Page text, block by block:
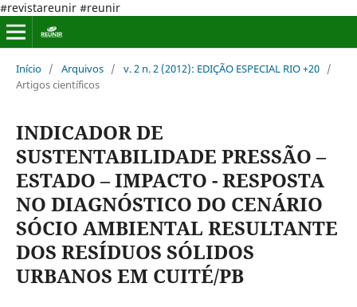
#revistareunir #reunir
Início / Arquivos / v. 2 n. 2 (2012): EDIÇÃO ESPECIAL RIO +20 /
Artigos científicos
INDICADOR DE
SUSTENTABILIDADE PRESSÃO –
ESTADO – IMPACTO - RESPOSTA
NO DIAGNÓSTICO DO CENÁRIO
SÓCIO AMBIENTAL RESULTANTE
DOS RESÍDUOS SÓLIDOS
URBANOS EM CUITÉ/PB